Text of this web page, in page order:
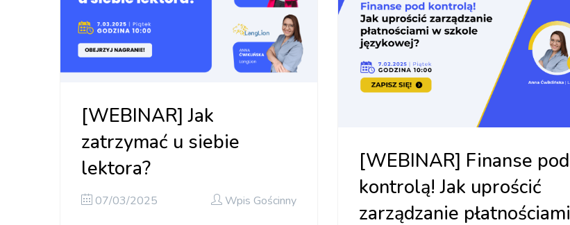
[WEBINAR] Jak
zatrzymać u siebie
lektora?
07/03/2025 Wpis Gościnny
[WEBINAR] Finanse pod
kontrolą! Jak uprościć
zarządzanie płatnościami